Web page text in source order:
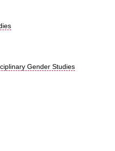
Gender Studies